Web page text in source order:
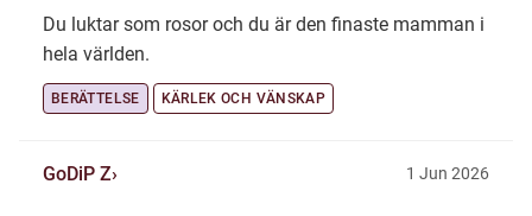
Du luktar som rosor och du är den finaste mamman i
hela världen.
BERÄTTELSE KÄRLEK OCH VÄNSKAP
GoDiP Z 1 Jun 2026